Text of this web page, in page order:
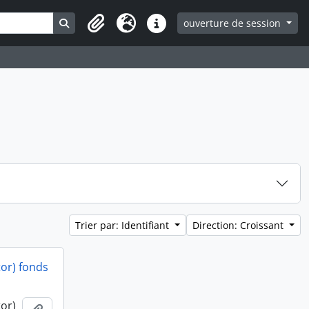
Search in browse page
ClipboardLangueLiens rapidesouverture de session
Trier par: Identifiant Direction: Croissant
fonds